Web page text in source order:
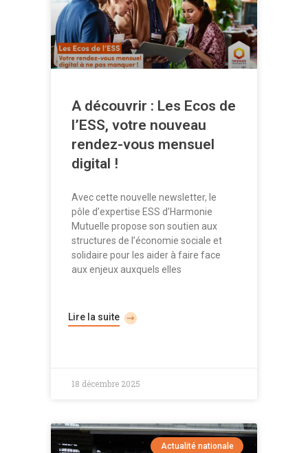
A découvrir : Les Ecos de
l’ESS, votre nouveau
rendez-vous mensuel
digital !
Avec cette nouvelle newsletter, le
pôle d’expertise ESS d’Harmonie
Mutuelle propose son soutien aux
structures de l’économie sociale et
solidaire pour les aider à faire face
aux enjeux auxquels elles
Lire la suite
18 décembre 2025
Actualité nationale